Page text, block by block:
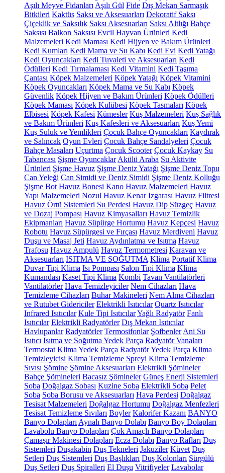
Aşılı Meyve Fidanları Aşılı Gül Fide Dış Mekan Sarmaşık
Bitkileri Kaktüs Saksı ve Aksesuarları Dekoratif Saksı
Çiçeklik ve Saksılık Saksı Aksesuarları Saksı Altlığı Bahçe
Saksısı Balkon Saksısı Evcil Hayvan Ürünleri Kedi
Malzemeleri Kedi Maması Kedi Hijyen ve Bakım Ürünleri
Kedi Kumları Kedi Mama ve Su Kabı Kedi Evi Kedi Yatağı
Kedi Oyuncakları Kedi Tuvaleti ve Aksesuarları Kedi
Ödülleri Kedi Tırmalaması Kedi Vitamini Kedi Taşıma
Çantası Köpek Malzemeleri Köpek Yatağı Köpek Vitamini
Köpek Oyuncakları Köpek Mama ve Su Kabı Köpek
Güvenlik Köpek Hijyen ve Bakım Ürünleri Köpek Ödülleri
Köpek Maması Köpek Kulübesi Köpek Tasmaları Köpek
Elbisesi Köpek Kafesi Kümesler Kuş Malzemeleri Kuş Sağlık
ve Bakım Ürünleri Kuş Kafesleri ve Aksesuarları Kuş Yemi
Kuş Suluk ve Yemlikleri Çocuk Bahçe Oyuncakları Kaydırak
ve Salıncak Oyun Evleri Çocuk Bahçe Sandalyeleri Çocuk
Bahçe Masaları Uçurtma Çocuk Scooter Çocuk Kaykay Su
Tabancası Şişme Oyuncaklar Akülü Araba Su Aktivite
Ürünleri Şişme Havuz Şişme Deniz Yatağı Şişme Deniz Topu
Can Yeleği Can Simidi ve Deniz Simidi Şişme Deniz Kolluğu
Şişme Bot Havuz Bonesi Kano Havuz Malzemeleri Havuz
Yapı Malzemeleri Nozul Havuz Kenar Izgarası Havuz Filtresi
Havuz Örtü Sistemleri Su Perdesi Havuz Dip Süzgeç Havuz
ve Dozaj Pompası Havuz Kimyasalları Havuz Temizlik
Ekipmanları Havuz Süpürge Hortumu Havuz Kepçesi Havuz
Robotu Havuz Süpürgesi ve Fırçası Havuz Merdiveni Havuz
Duşu ve Masaj Jeti Havuz Aydınlatma ve Isıtma Havuz
Trafosu Havuz Ampulü Havuz Termometresi Karavan ve
Aksesuarları ISITMA VE SOĞUTMA Klima Portatif Klima
Duvar Tipi Klima Isı Pompası Salon Tipi Klima Klima
Kumandası Kaset Tipi Klima Kombi Tavan Vantilatörleri
Vantilatörler Hava Temizleyiciler Nem Cihazları Hava
Temizleme Cihazları Buhar Makineleri Nem Alma Cihazları
ve Rutubet Gidericiler Elektrikli Isıtıcılar Quartz Isıtıcılar
Infrared Isıtıcılar Kule Tipi IsıtıcılarYağlı Radyatör Fanlı
Isıtıcılar Elektrikli Radyatörler Dış Mekan Isıtıcılar
Havlupanlar Radyatörler Termosifonlar Şofbenler Ani Su
Isıtıcı Isıtma ve Soğutma Yedek Parça Radyatör Vanaları
Termostat Klima Yedek Parça Radyatör Yedek Parça Klima
Temizleyicisi Klima Temizleme Spreyi Klima Temizleme
Sıvısı Şömine Şömine Aksesuarları Elektrikli Şömineler
Bahçe Şömineleri Bacasız Şömineler Güneş Enerji Sistemleri
Soba Doğalgaz Sobası Kuzine Soba Elektrikli Soba Pelet
Soba Soba Borusu ve Aksesuarları Hava Perdesi Doğalgaz
Tesisat Malzemeleri Doğalgaz Hortumu Doğalgaz Menfezleri
Tesisat Temizleme Sıvıları Boyler Kalorifer Kazanı BANYO
Banyo Dolapları Aynalı Banyo Dolabı Banyo Boy Dolapları
Lavabolu Banyo Dolapları Çok Amaçlı Banyo Dolapları
Çamaşır Makinesi Dolapları Ecza Dolabı Banyo Rafları Duş
Sistemleri Duşakabin Duş Tekneleri Jakuziler Küvet Duş
Setleri Duş Sistemleri Duş Başlıkları Duş Kolonları Sürgülü
Duş Setleri Duş Spiralleri El Duşu Vitrifiyeler Lavabolar